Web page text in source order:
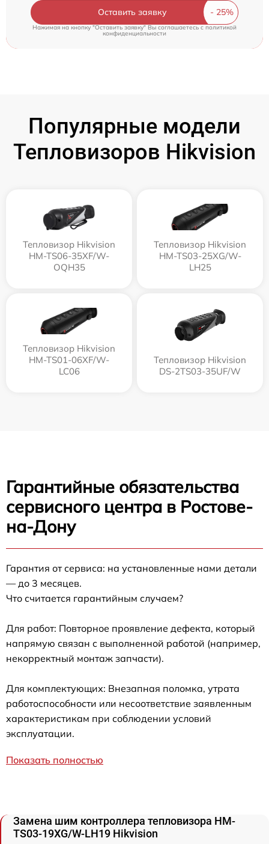
Оставить заявку
Нажимая на кнопку "Оставить заявку" Вы соглашаетесь cполитикой
конфиденциальности
Популярные модели
Тепловизоров Hikvision
Тепловизор Hikvision
HM-TS06-35XF/W-
OQH35
Тепловизор Hikvision
HM-TS03-25XG/W-
LH25
Тепловизор Hikvision
HM-TS01-06XF/W-
LC06
Тепловизор Hikvision
DS-2TS03-35UF/W
Гарантийные обязательства
сервисного центра в Ростове-
на-Дону
Гарантия от сервиса: на установленные нами детали
— до 3 месяцев.
Что считается гарантийным случаем?
Для работ: Повторное проявление дефекта, который
напрямую связан с выполненной работой (например,
некорректный монтаж запчасти).
Для комплектующих: Внезапная поломка, утрата
работоспособности или несоответствие заявленным
характеристикам при соблюдении условий
эксплуатации.
Показать полностью
Замена шим контроллера тепловизора HM-
TS03-19XG/W-LH19 Hikvision